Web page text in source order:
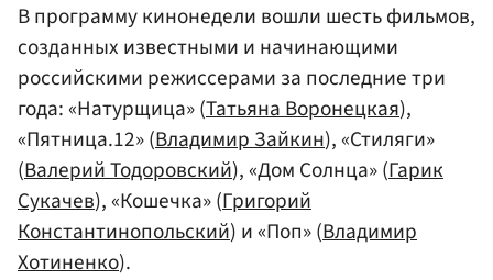
В программу кинонедели вошли шесть фильмов,
созданных известными и начинающими
российскими режиссерами за последние три
года: «Натурщица» (Татьяна Воронецкая),
«Пятница.12» (Владимир Зайкин), «Стиляги»
(Валерий Тодоровский), «Дом Солнца» (Гарик
Сукачев), «Кошечка» (Григорий
Константинопольский) и «Поп» (Владимир
Хотиненко).